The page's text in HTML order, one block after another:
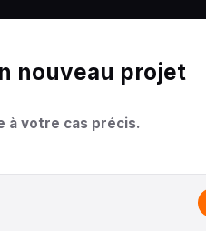
à votre cas précis.